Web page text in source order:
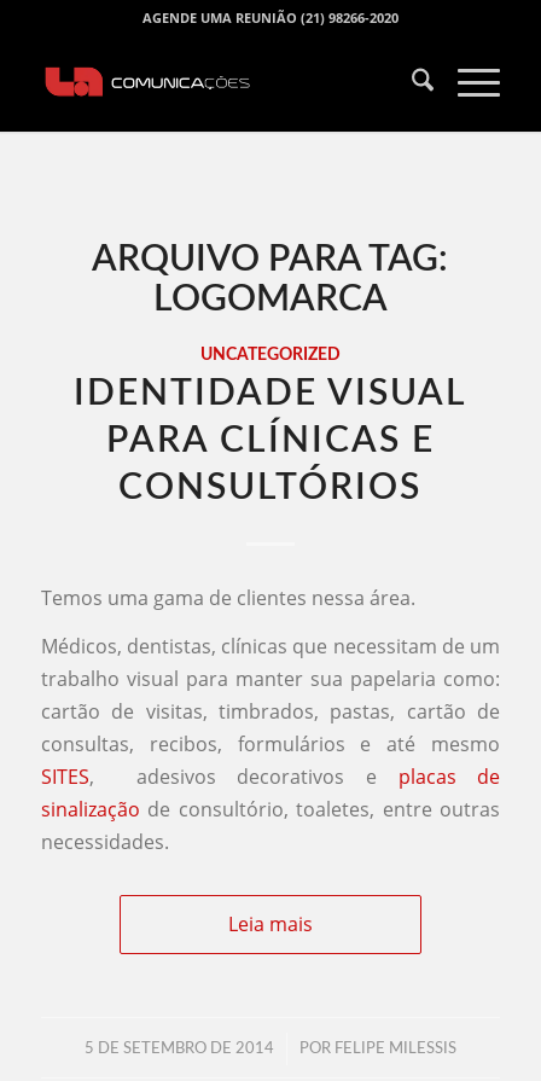
AGENDE UMA REUNIÃO (21) 98266-2020
ARQUIVO PARA TAG:
LOGOMARCA
UNCATEGORIZED
IDENTIDADE VISUAL
PARA CLÍNICAS E
CONSULTÓRIOS
Temos uma gama de clientes nessa área.
Médicos, dentistas, clínicas que necessitam de um
trabalho visual para manter sua papelaria como:
cartão de visitas, timbrados, pastas, cartão de
consultas, recibos, formulários e até mesmo
SITES, adesivos decorativos e placas de
sinalização de consultório, toaletes, entre outras
necessidades.
Leia mais
5 DE SETEMBRO DE 2014
/ POR FELIPE MILESSIS